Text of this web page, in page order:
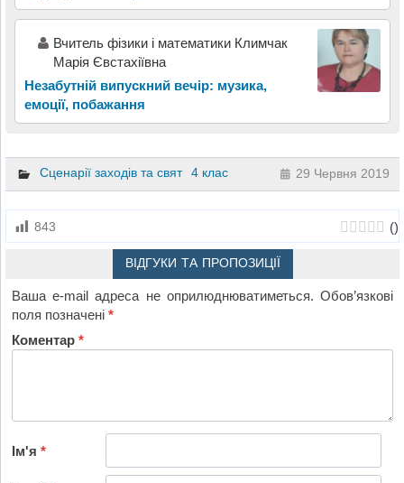
Вчитель фізики і математики Климчак
Марія Євстахіївна
Незабутній випускний вечір: музика,
емоції, побажання
Сценарії заходів та свят 4 клас 29 Червня 2019
843 ()
ВІДГУКИ ТА ПРОПОЗИЦІЇ
Ваша e-mail адреса не оприлюднюватиметься. Обов’язкові
поля позначені*
Коментар*
Ім'я*